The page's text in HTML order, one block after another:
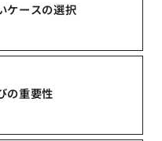
ケースの選択
の重要性